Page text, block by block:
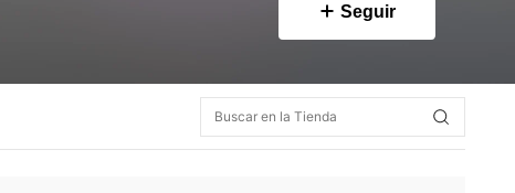
Seguir